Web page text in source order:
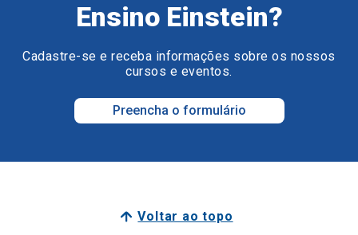
Ensino Einstein?
Cadastre-se e receba informações sobre os nossos
cursos e eventos.
Preencha o formulário
Voltar ao topo